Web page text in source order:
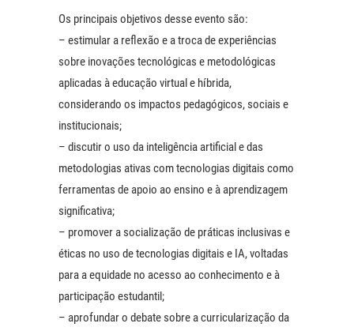
Os principais objetivos desse evento são:
– estimular a reflexão e a troca de experiências
sobre inovações tecnológicas e metodológicas
aplicadas à educação virtual e híbrida,
considerando os impactos pedagógicos, sociais e
institucionais;
– discutir o uso da inteligência artificial e das
metodologias ativas com tecnologias digitais como
ferramentas de apoio ao ensino e à aprendizagem
significativa;
– promover a socialização de práticas inclusivas e
éticas no uso de tecnologias digitais e IA, voltadas
para a equidade no acesso ao conhecimento e à
participação estudantil;
– aprofundar o debate sobre a curricularização da